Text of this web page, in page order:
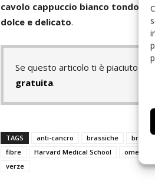
cavolo cappuccio bianco tondo
dolce e delicato.
Se questo articolo ti è piaciuto e
gratuita.
TAGS anti-cancro brassiche
fibre
Harvard Medical School omega-3
verze